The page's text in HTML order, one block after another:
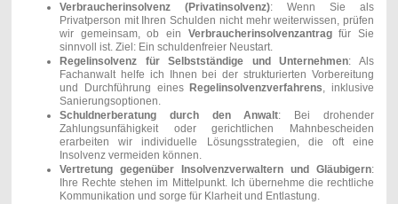
Verbraucherinsolvenz (Privatinsolvenz): Wenn Sie als
Privatperson mit Ihren Schulden nicht mehr weiterwissen, prüfen
wir gemeinsam, ob ein Verbraucherinsolvenzantragfür Sie
sinnvoll ist. Ziel: Ein schuldenfreier Neustart.
Regelinsolvenz für Selbstständige und Unternehmen: Als
Fachanwalt helfe ich Ihnen bei der strukturierten Vorbereitung
und Durchführung eines Regelinsolvenzverfahrens, inklusive
Sanierungsoptionen.
Schuldnerberatung durch den Anwalt: Bei drohender
Zahlungsunfähigkeit oder gerichtlichen Mahnbescheiden
erarbeiten wir individuelle Lösungsstrategien, die oft eine
Insolvenz vermeiden können.
Vertretung gegenüber Insolvenzverwaltern und Gläubigern:
Ihre Rechte stehen im Mittelpunkt. Ich übernehme die rechtliche
Kommunikation und sorge für Klarheit und Entlastung.